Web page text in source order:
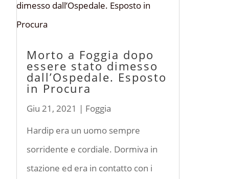
Morto a Foggia dopo
essere stato dimesso
dall’Ospedale. Esposto
in Procura
Giu 21, 2021 | Foggia
Hardip era un uomo sempre
sorridente e cordiale. Dormiva in
stazione ed era in contatto con i